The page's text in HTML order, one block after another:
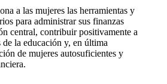
a las mujeres las herramientas y
para administrar sus finanzas
central, contribuir positivamente a
de la educación y, en última
de mujeres autosuficientes y